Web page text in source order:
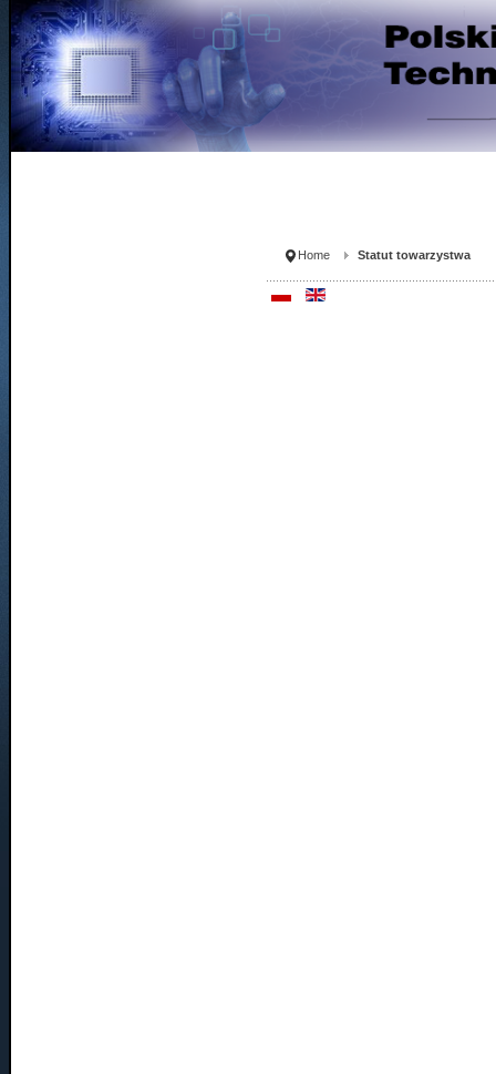
Home Statut towarzystwa